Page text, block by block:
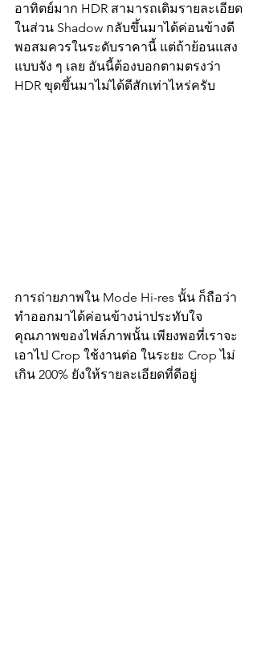
อาทิตย์มาก HDR สามารถเติมรายละเอียด
ในส่วน Shadow กลับขึ้นมาได้ค่อนข้างดี
พอสมควรในระดับราคานี้ แต่ถ้าย้อนแสง
แบบจัง ๆ เลย อันนี้ต้องบอกตามตรงว่า
HDR ขุดขึ้นมาไม่ได้ดีสักเท่าไหร่ครับ
การถ่ายภาพใน Mode Hi-res นั้น ก็ถือว่า
ทำออกมาได้ค่อนข้างน่าประทับใจ
คุณภาพของไฟล์ภาพนั้น เพียงพอที่เราจะ
เอาไป Crop ใช้งานต่อ ในระยะ Crop ไม่
เกิน 200% ยังให้รายละเอียดที่ดีอยู่